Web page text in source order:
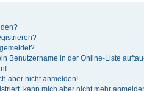
Benutzername in der Online-Liste
aber nicht anmelden!
kann mich aber nicht mehr